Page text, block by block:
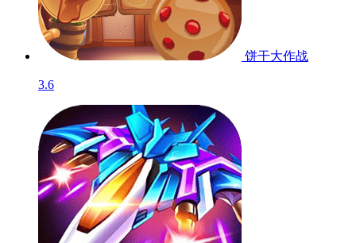
饼干大作战
3.6